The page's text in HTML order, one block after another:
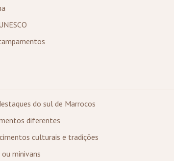
do sul de Marrocos
diferentes
culturais e tradições
minivans